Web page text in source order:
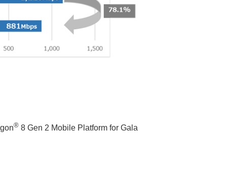
®8 Gen 2 Mobile Platform for Gala